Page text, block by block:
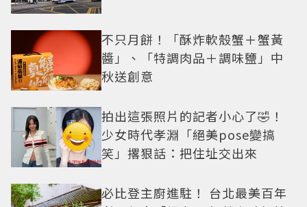
不只月餅！「酥炸軟殼蟹＋蟹黃
醬」、「特調肉品＋調味鹽」中
秋送創意
拍出這張照片的記者小心了🤣！
少女時代孝淵「絕美pose變搞
笑」撂狠話：把住址交出來
必比登主廚進駐！ 台北最美百年